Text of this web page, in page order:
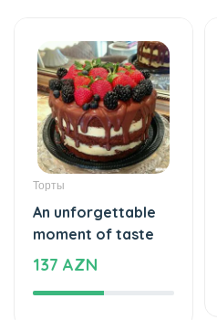
Торты
An unforgettable
moment of taste
137 AZN